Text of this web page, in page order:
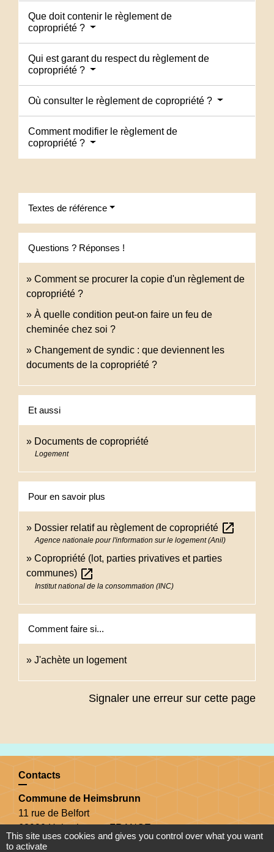
Que doit contenir le règlement de
copropriété ?
Qui est garant du respect du règlement de
copropriété ?
Où consulter le règlement de copropriété ?
Comment modifier le règlement de
copropriété ?
Textes de référence
Questions ? Réponses !
Comment se procurer la copie d'un règlement de
copropriété ?
À quelle condition peut-on faire un feu de
cheminée chez soi ?
Changement de syndic : que deviennent les
documents de la copropriété ?
Et aussi
Documents de copropriété
Logement
Pour en savoir plus
Dossier relatif au règlement de copropriété open_in_new
Agence nationale pour l'information sur le logement (Anil)
Copropriété (lot, parties privatives et parties
communes) open_in_new
Institut national de la consommation (INC)
Comment faire si...
J'achète un logement
Signaler une erreur sur cette page
Contacts
Commune de Heimsbrunn
11 rue de Belfort
68990 Heimsbrunn - FRANCE
+33 3 89 81 90 34
This site uses cookies and gives you control over what you want
to activate